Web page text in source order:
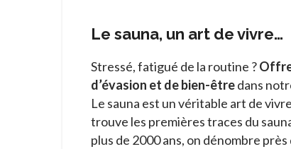
Le sauna, un art de vivre…
Stressé, fatigué de la routine ?
d’évasion et de bien-êtredans
Le sauna est un véritable art de
trouve les premières traces du
plus de 2000 ans, on dénombre près